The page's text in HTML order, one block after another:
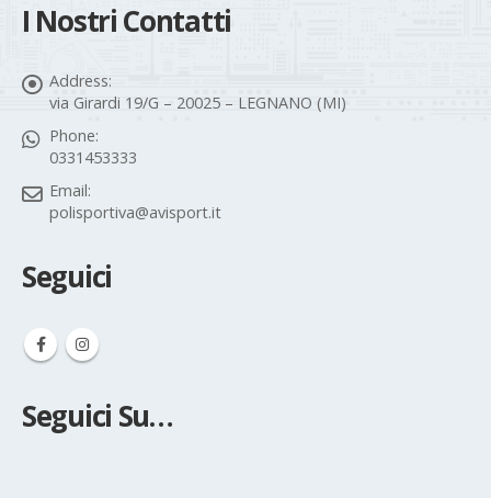
I Nostri Contatti
Address:
via Girardi 19/G – 20025 – LEGNANO (MI)
Phone:
0331453333
Email:
polisportiva@avisport.it
Seguici
Seguici Su…